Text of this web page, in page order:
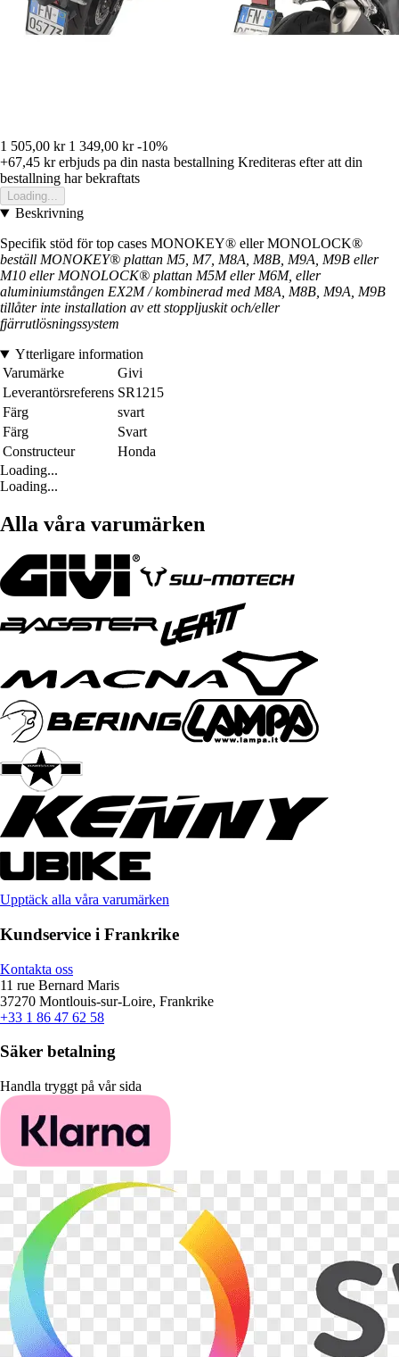
1 505,00 kr 1 349,00 kr -10%
+67,45 krerbjuds pa din nasta bestallning Krediteras efter att din
bestallning har bekraftats
Loading...
Beskrivning
Specifik stöd för top cases MONOKEY® eller MONOLOCK®
beställ MONOKEY® plattan M5, M7, M8A, M8B, M9A, M9B eller
M10 eller MONOLOCK® plattan M5M eller M6M, eller
aluminiumstången EX2M / kombinerad med M8A, M8B, M9A, M9B
tillåter inte installation av ett stoppljuskit och/eller
fjärrutlösningssystem
Ytterligare information
Varumärke
Givi
Leverantörsreferens SR1215
Färg
svart
Färg
Svart
Constructeur
Honda
Loading...
Loading...
Alla våra varumärken
Upptäck alla våra varumärken
Kundservice i Frankrike
Kontakta oss
11 rue Bernard Maris
37270 Montlouis-sur-Loire, Frankrike
+33 1 86 47 62 58
Säker betalning
Handla tryggt på vår sida